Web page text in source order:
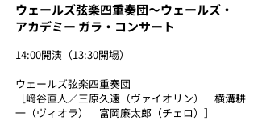
ウェールズ弦楽四重奏団～ウェールズ・
アカデミー ガラ・コンサート
14:00開演（13:30開場）
ウェールズ弦楽四重奏団
［﨑谷直人／三原久遠（ヴァイオリン） 横溝耕
一（ヴィオラ） 富岡廉太郎（チェロ）］